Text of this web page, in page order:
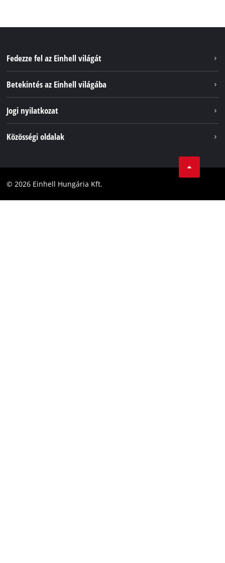
Fedezze fel az Einhell világát
Betekintés az Einhell világába
Az Einhell világszerte
Jogi nyilatkozat
Akadálymentesítési Nyilatkozat
Közösségi oldalak
Facebook
© 2026 Einhell Hungária Kft.